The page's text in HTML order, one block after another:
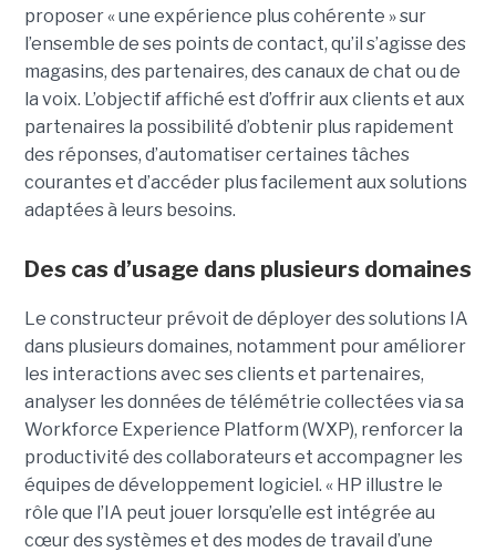
proposer « une expérience plus cohérente » sur
l’ensemble de ses points de contact, qu’il s’agisse des
magasins, des partenaires, des canaux de chat ou de
la voix. L’objectif affiché est d’offrir aux clients et aux
partenaires la possibilité d’obtenir plus rapidement
des réponses, d’automatiser certaines tâches
courantes et d’accéder plus facilement aux solutions
adaptées à leurs besoins.
Des cas d’usage dans plusieurs domaines
Le constructeur prévoit de déployer des solutions IA
dans plusieurs domaines, notamment pour améliorer
les interactions avec ses clients et partenaires,
analyser les données de télémétrie collectées via sa
Workforce Experience Platform (WXP), renforcer la
productivité des collaborateurs et accompagner les
équipes de développement logiciel. « HP illustre le
rôle que l’IA peut jouer lorsqu’elle est intégrée au
cœur des systèmes et des modes de travail d’une